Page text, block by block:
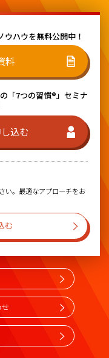
ウハウを無料公開中！
料
「7つの習慣®」セミナ
込む
い。最適なアプローチをお
む
せ